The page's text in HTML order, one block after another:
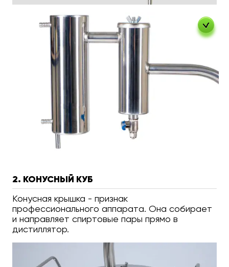
2. КОНУСНЫЙ КУБ
Конусная крышка - признак
профессионального аппарата. Она собирает
и направляет спиртовые пары прямо в
дистиллятор.